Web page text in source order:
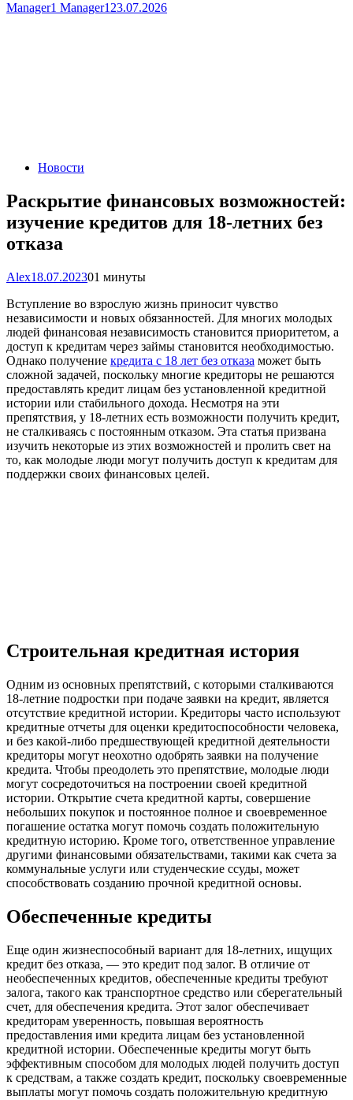
Manager1 Manager1 23.07.2026
Новости
Раскрытие финансовых возможностей:
изучение кредитов для 18-летних без
отказа
Alex18.07.202301 минуты
Вступление во взрослую жизнь приносит чувство
независимости и новых обязанностей. Для многих молодых
людей финансовая независимость становится приоритетом, а
доступ к кредитам через займы становится необходимостью.
Однако получение кредита с 18 лет без отказа может быть
сложной задачей, поскольку многие кредиторы не решаются
предоставлять кредит лицам без установленной кредитной
истории или стабильного дохода. Несмотря на эти
препятствия, у 18-летних есть возможности получить кредит,
не сталкиваясь с постоянным отказом. Эта статья призвана
изучить некоторые из этих возможностей и пролить свет на
то, как молодые люди могут получить доступ к кредитам для
поддержки своих финансовых целей.
Строительная кредитная история
Одним из основных препятствий, с которыми сталкиваются
18-летние подростки при подаче заявки на кредит, является
отсутствие кредитной истории. Кредиторы часто используют
кредитные отчеты для оценки кредитоспособности человека,
и без какой-либо предшествующей кредитной деятельности
кредиторы могут неохотно одобрять заявки на получение
кредита. Чтобы преодолеть это препятствие, молодые люди
могут сосредоточиться на построении своей кредитной
истории. Открытие счета кредитной карты, совершение
небольших покупок и постоянное полное и своевременное
погашение остатка могут помочь создать положительную
кредитную историю. Кроме того, ответственное управление
другими финансовыми обязательствами, такими как счета за
коммунальные услуги или студенческие ссуды, может
способствовать созданию прочной кредитной основы.
Обеспеченные кредиты
Еще один жизнеспособный вариант для 18-летних, ищущих
кредит без отказа, — это кредит под залог. В отличие от
необеспеченных кредитов, обеспеченные кредиты требуют
залога, такого как транспортное средство или сберегательный
счет, для обеспечения кредита. Этот залог обеспечивает
кредиторам уверенность, повышая вероятность
предоставления ими кредита лицам без установленной
кредитной истории. Обеспеченные кредиты могут быть
эффективным способом для молодых людей получить доступ
к средствам, а также создать кредит, поскольку своевременные
выплаты могут помочь создать положительную кредитную